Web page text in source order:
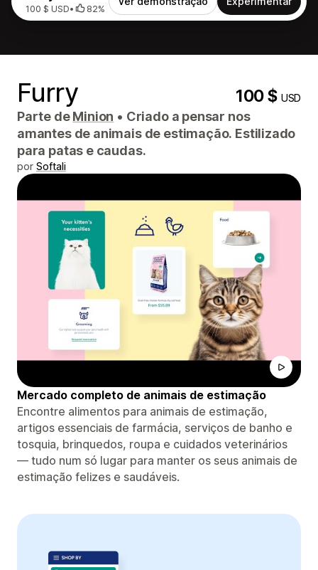
100 $ USD• 82%
Furry 100 $USD
Parte deMinion • Criado a pensar nos
amantes de animais de estimação. Estilizado
para patas e caudas.
por Softali
Mercado completo de animais de estimação
Encontre alimentos para animais de estimação,
artigos essenciais de farmácia, serviços de banho e
tosquia, brinquedos, roupa e cuidados veterinários
— tudo num só lugar para manter os seus animais de
estimação felizes e saudáveis.